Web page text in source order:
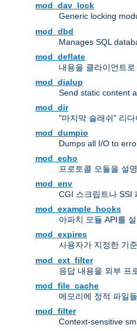
mod_dav_lock
Generic locking
mod_dbd
Manages SQL
mod_deflate
내용을 클라이언트
mod_dialup
Send static content
mod_dir
"마지막 슬래쉬" 리
mod_dumpio
Dumps all I/O to
mod_echo
프로토콜 모듈을 설
mod_env
CGI 스크립트나 SSI
mod_example_hooks
아파치 모듈 API를
mod_expires
사용자가 지정한 기
mod_ext_filter
응답 내용을 외부 프
mod_file_cache
메모리에 정적 파일
mod_filter
Context-sensitive